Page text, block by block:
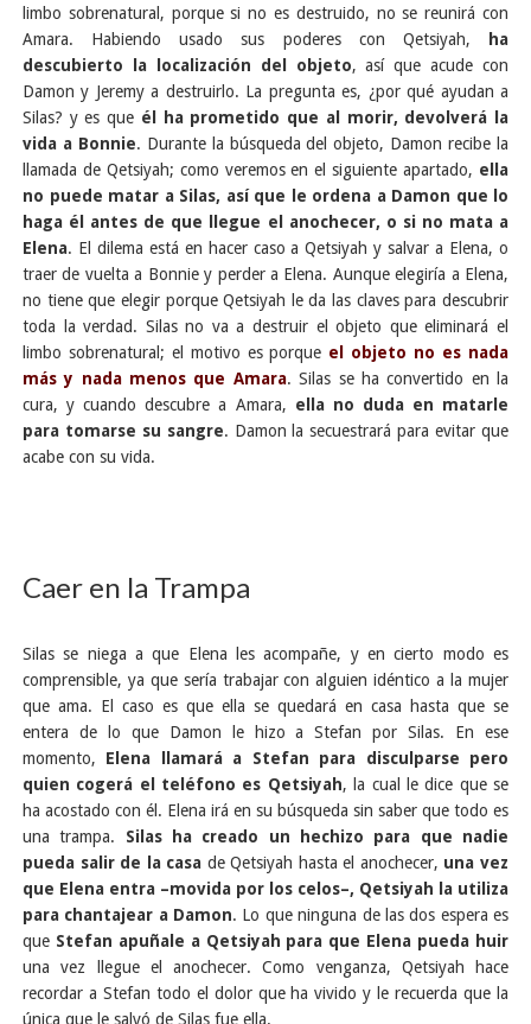
limbo sobrenatural, porque si no es destruido, no se reunirá con
Amara. Habiendo usado sus poderes con Qetsiyah,
ha
descubierto la localización del objeto, así que acude con
Damon y Jeremy a destruirlo. La pregunta es, ¿por qué ayudan a
Silas? y es que él ha prometido que al morir, devolverá la
vida a Bonnie. Durante la búsqueda del objeto, Damon recibe la
llamada de Qetsiyah; como veremos en el siguiente apartado, ella
no puede matar a Silas, así que le ordena a Damon que lo
haga él antes de que llegue el anochecer, o si no mata a
Elena. El dilema está en hacer caso a Qetsiyah y salvar a Elena, o
traer de vuelta a Bonnie y perder a Elena. Aunque elegiría a Elena,
no tiene que elegir porque Qetsiyah le da las claves para descubrir
toda la verdad. Silas no va a destruir el objeto que eliminará el
limbo sobrenatural; el motivo es porque el objeto no es nada
más y nada menos que Amara. Silas se ha convertido en la
cura, y cuando descubre a Amara, ella no duda en matarle
para tomarse su sangre. Damon la secuestrará para evitar que
acabe con su vida.
Caer en la Trampa
Silas se niega a que Elena les acompañe, y en cierto modo es
comprensible, ya que sería trabajar con alguien idéntico a la mujer
que ama. El caso es que ella se quedará en casa hasta que se
entera de lo que Damon le hizo a Stefan por Silas. En ese
momento, Elena llamará a Stefan para disculparse pero
quien cogerá el teléfono es Qetsiyah, la cual le dice que se
ha acostado con él. Elena irá en su búsqueda sin saber que todo es
una trampa. Silas ha creado un hechizo para que nadie
pueda salir de la casa de Qetsiyah hasta el anochecer, una vez
que Elena entra –movida por los celos–, Qetsiyah la utiliza
para chantajear a Damon. Lo que ninguna de las dos espera es
que Stefan apuñale a Qetsiyah para que Elena pueda huir
una vez llegue el anochecer. Como venganza, Qetsiyah hace
recordar a Stefan todo el dolor que ha vivido y le recuerda que la
única que le salvó de Silas fue ella.